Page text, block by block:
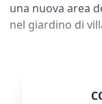
una nuova area
nel giardino di